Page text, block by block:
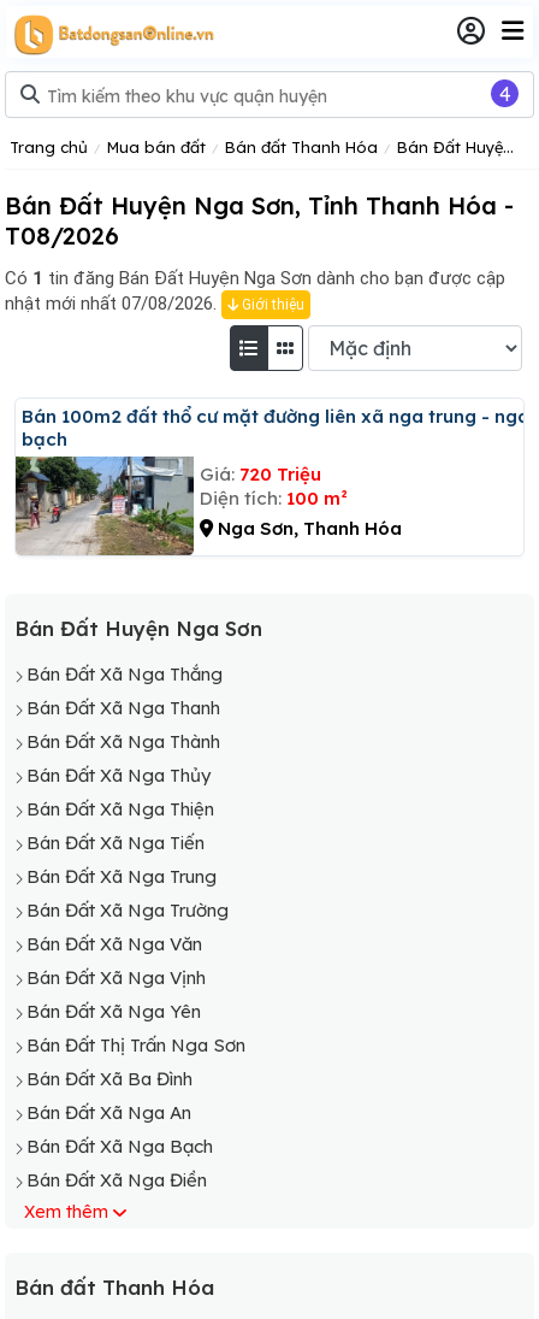
Trang chủ Mua bán đất Bán đất Thanh Hóa Bán Đất Huyện Nga Sơn Tỉnh Thanh Hóa
Bán Đất Huyện Nga Sơn, Tỉnh Thanh Hóa -
T08/2026
Có 1 tin đăng Bán Đất Huyện Nga Sơn dành cho bạn được cập
nhật mới nhất 07/08/2026.
Giới thiệu
Bán 100m2 đất thổ cư mặt đường liên xã nga trung - nga
bạch
Giá: 720 Triệu
Diện tích: 100 m²
Nga Sơn, Thanh Hóa
Bán Đất Huyện Nga Sơn
Bán Đất Xã Nga Thắng
Bán Đất Xã Nga Thanh
Bán Đất Xã Nga Thành
Bán Đất Xã Nga Thủy
Bán Đất Xã Nga Thiện
Bán Đất Xã Nga Tiến
Bán Đất Xã Nga Trung
Bán Đất Xã Nga Trường
Bán Đất Xã Nga Văn
Bán Đất Xã Nga Vịnh
Bán Đất Xã Nga Yên
Bán Đất Thị Trấn Nga Sơn
Bán Đất Xã Ba Đình
Bán Đất Xã Nga An
Bán Đất Xã Nga Bạch
Bán Đất Xã Nga Điền
Bán Đất Xã Nga Giáp
Bán Đất Xã Nga Hưng
Xem thêm
Bán đất Thanh Hóa
4